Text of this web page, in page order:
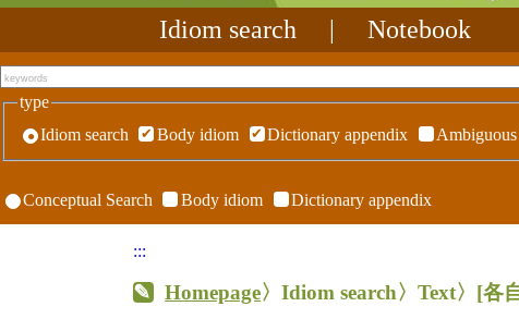
Idiom search Notebook
type
Idiom search
Body idiom Dictionary appendix
Conceptual Search Body idiom Dictionary appendix
:::
Homepage〉Idiom search〉Text〉 [各